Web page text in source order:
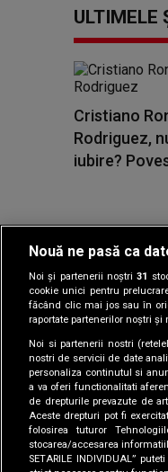
ULTIMELE
Cristiano
Rodriguez,
iubire?
Nouă ne pasă ca
Noi și partenerii noștri31
cookie unici pentru
făcând clic mai jos sau în
raportate partenerilor noștri și
Noi si partenerii nostri
nostri de servicii de date
personaliza continutul si
a va oferi functionalitati
de drepturile prevazute de
Aceste drepturi pot fi
folosirea tuturor
stocarea/accesarea
SETARILE INDIVIDUAL”